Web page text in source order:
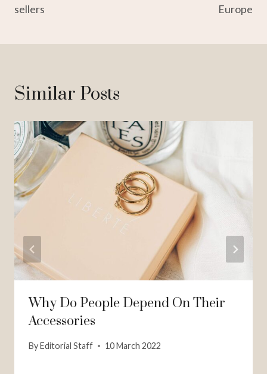
sellers
Europe
Similar Posts
Why Do People Depend On Their
Accessories
ByEditorial Staff 10 March 2022